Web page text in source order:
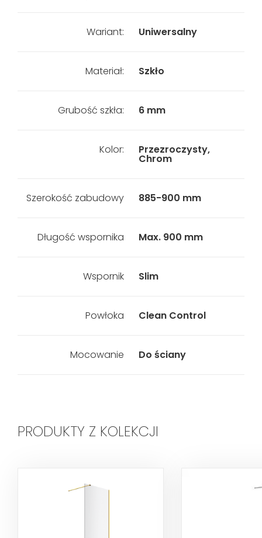
Wariant: Uniwersalny
Materiał: Szkło
Grubość szkła: 6 mm
Kolor: Przezroczysty,
Chrom
Szerokość zabudowy 885-900 mm
Długość wspornika Max. 900 mm
Wspornik Slim
Powłoka Clean Control
Mocowanie Do ściany
PRODUKTY Z KOLEKCJI